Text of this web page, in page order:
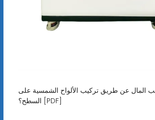
المال عن طريق تركيب الألواح الشمسية على
السطح؟ [PDF]